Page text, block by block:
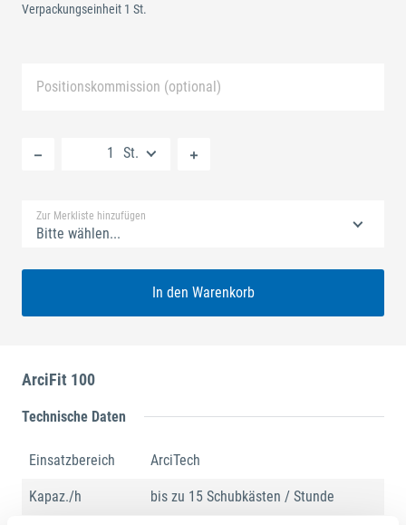
Verpackungseinheit 1 St.
Positionskommission (optional)
St.
Zur Merkliste hinzufügen
Bitte wählen...
In den Warenkorb
ArciFit 100
Technische Daten
Einsatzbereich ArciTech
Kapaz./h bis zu 15 Schubkästen / Stunde